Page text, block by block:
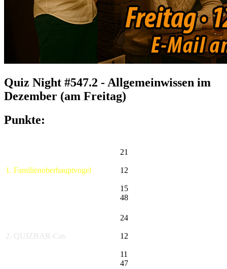
Quiz Night #547.2 - Allgemeinwissen im
Dezember (am Freitag)
Punkte:
1. Familienoberhauptvogel
21
12
15
48
2. QUIZBAR-Cas
24
12
11
47